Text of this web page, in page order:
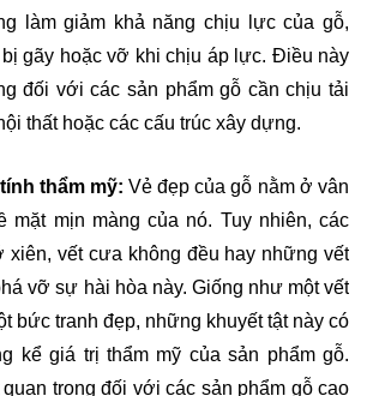
làm giảm khả năng chịu lực của gỗ,
gãy hoặc vỡ khi chịu áp lực. Điều này
đối với các sản phẩm gỗ cần chịu tải
thất hoặc các cấu trúc xây dựng.
thẩm mỹ: Vẻ đẹp của gỗ nằm ở vân
mặt mịn màng của nó. Tuy nhiên, các
xiên, vết cưa không đều hay những vết
vỡ sự hài hòa này. Giống như một vết
bức tranh đẹp, những khuyết tật này có
kể giá trị thẩm mỹ của sản phẩm gỗ.
trọng đối với các sản phẩm gỗ cao